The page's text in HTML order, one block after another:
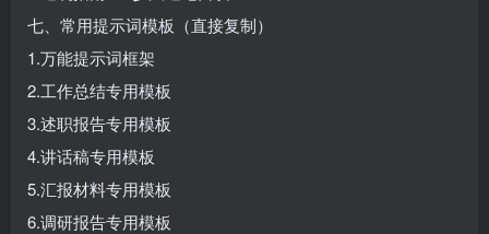
七、常用提示词模板（直接复制）
1.万能提示词框架
2.工作总结专用模板
3.述职报告专用模板
4.讲话稿专用模板
5.汇报材料专用模板
6.调研报告专用模板